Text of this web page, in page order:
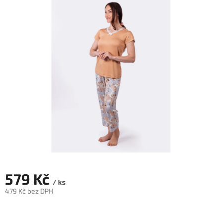
579 Kč / ks
479 Kč bez DPH